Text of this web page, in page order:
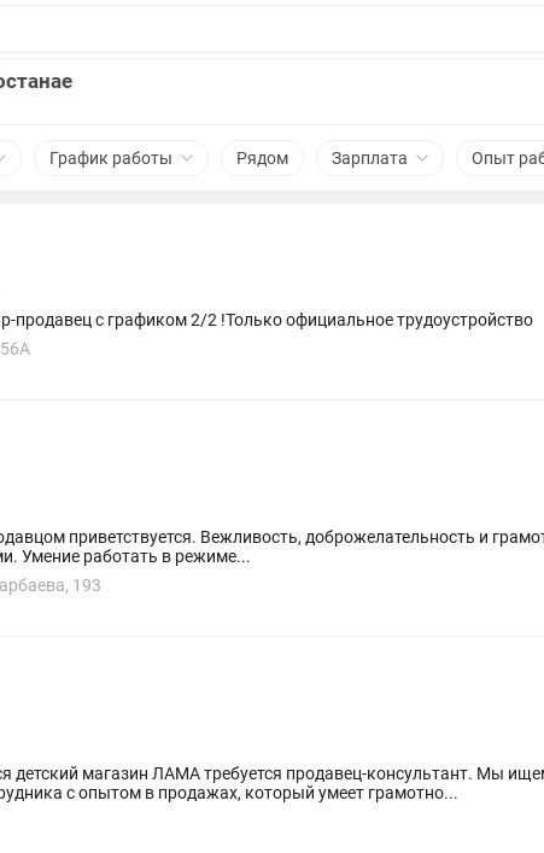
График работы Рядом Зарплата Опыт
продавец с графиком 2/2 !Только официальное трудоустройство
и грамотная речь. Ответственность и внимательность при
работе с денежными средствами. Умение работать в режиме...
193
ЛАМА требуется продавец-консультант. Мы ищем активного, ответственного и
с опытом в продажах, который умеет грамотно...